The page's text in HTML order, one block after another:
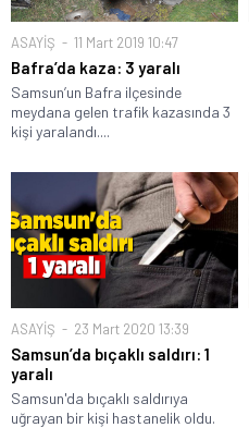
ASAYİŞ 11 Mart 2019 10:47
Bafra’da kaza: 3 yaralı
Samsun’un Bafra ilçesinde
meydana gelen trafik kazasında 3
kişi yaralandı....
ASAYİŞ 23 Mart 2020 13:39
Samsun’da bıçaklı saldırı: 1
yaralı
Samsun'da bıçaklı saldırıya
uğrayan bir kişi hastanelik oldu.